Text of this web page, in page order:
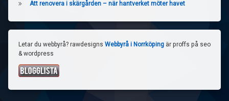
Att renovera i skärgården – när hantverket möter havet
Letar du webbyrå? rawdesigns Webbyrå i Norrköping är proffs på seo
& wordpress